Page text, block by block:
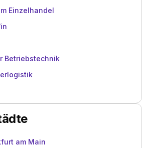
Einzelhandel
Betriebstechnik
am Main